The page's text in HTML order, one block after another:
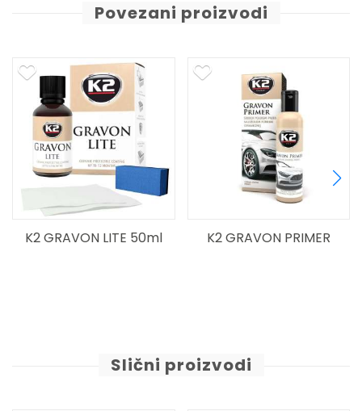
Povezani proizvodi
K2 GRAVON PRIMER K2 GRAVON RELOAD
Slični proizvodi